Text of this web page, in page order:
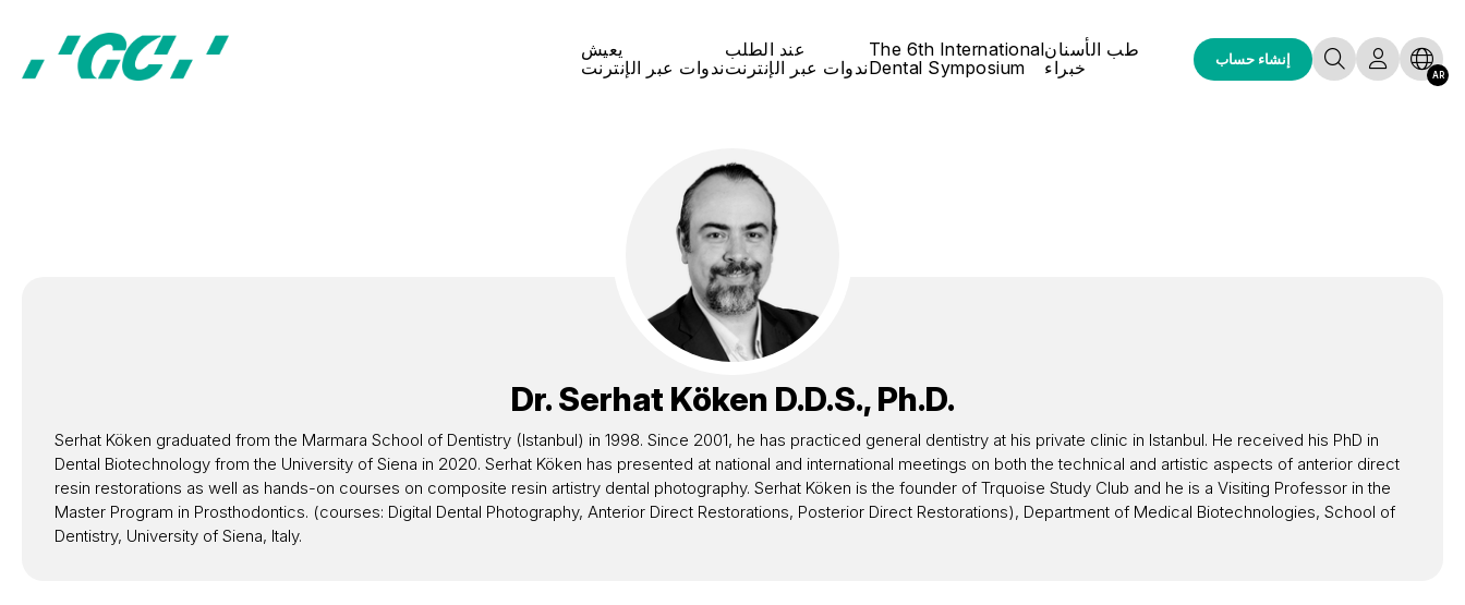
يعيش
ندوات عبر الإنترنت
عند الطلب
ندوات عبر الإنترنت
The 6th International
Dental Symposium
طب الأسنان
خبراء
إنشاء حساب
AR
Dr.Serhat Köken D.D.S., Ph.D.
Serhat Köken graduated from the Marmara School of Dentistry (Istanbul) in 1998. Since 2001, he has practiced general dentistry at his private clinic in Istanbul. He received his PhD in
Dental Biotechnology from the University of Siena in 2020. Serhat Köken has presented at national and international meetings on both the technical and artistic aspects of anterior direct
resin restorations as well as hands-on courses on composite resin artistry dental photography. Serhat Köken is the founder of Trquoise Study Club and he is a Visiting Professor in the
Master Program in Prosthodontics. (courses: Digital Dental Photography, Anterior Direct Restorations, Posterior Direct Restorations), Department of Medical Biotechnologies, School of
Dentistry, University of Siena, Italy.